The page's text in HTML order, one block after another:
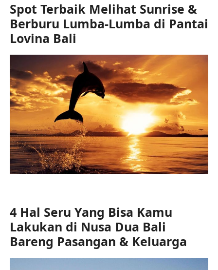
Spot Terbaik Melihat Sunrise &
Berburu Lumba-Lumba di Pantai
Lovina Bali
4 Hal Seru Yang Bisa Kamu
Lakukan di Nusa Dua Bali
Bareng Pasangan & Keluarga